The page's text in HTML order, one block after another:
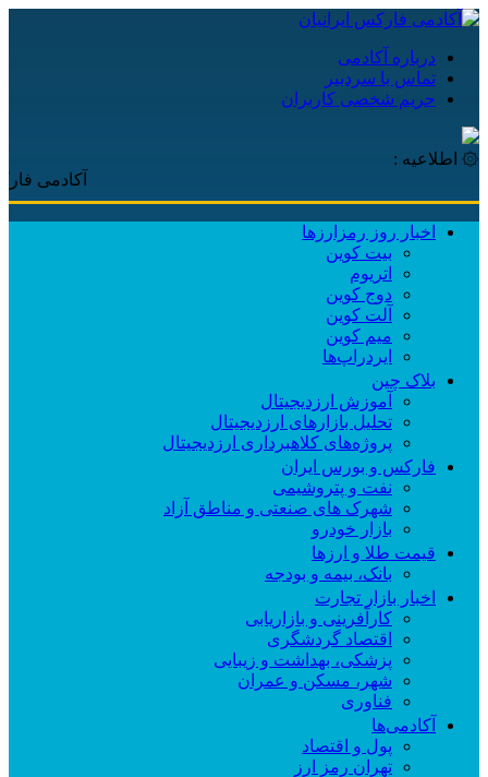
درباره آکادمی
تماس با سردبیر
حریم شخصی کاربران
۞ اطلاعیه :
آکادمی فارکس
اخبار روز رمزارزها
بیت کوین
اتریوم
دوج کوین
آلت کوین
میم کوین‌
ایردراپ‌ها
بلاک چین
آموزش ارزدیجیتال
تحلیل بازارهای ارزدیجیتال
پروژه‌های کلاهبرداری ارزدیجیتال
فارکس و بورس ایران
نفت و پتروشیمی
شهرک های صنعتی و مناطق آزاد
بازار خودرو
قیمت طلا و ارزها
بانک، بیمه و بودجه
اخبار بازار تجارت
کارآفرینی و بازاریابی
اقتصاد گردشگری
پزشکی، بهداشت و زیبایی
شهر، مسکن و عمران
فناوری
آکادمی‌ها
پول و اقتصاد
تهران رمز ارز